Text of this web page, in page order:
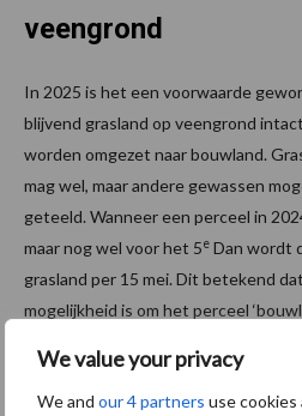
We value your privacy
We and our 4 partners use
veengrond
In 2025 is het een voorwaarde
blijvend grasland op veengrond
worden omgezet naar bouwland.
mag wel, maar andere gewassen
geteeld. Wanneer een perceel in
maar nog wel voor het 5e Dan wordt
grasland per 15 mei. Dit betekend
mogelijkheid is om het perceel
blijvend grasland worden. Waardoor
gescheurd mag worden.